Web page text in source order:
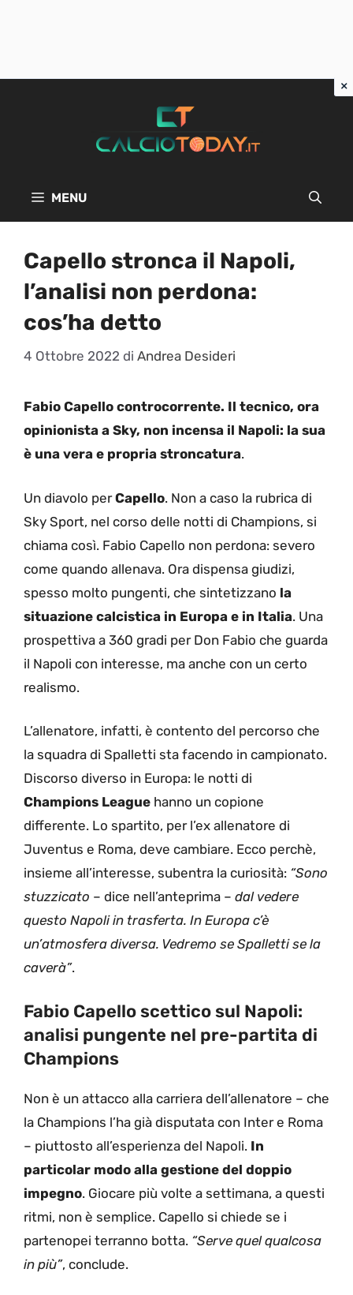
MENU
Capello stronca il Napoli,
l’analisi non perdona:
cos’ha detto
4 Ottobre 2022 di Andrea Desideri
Fabio Capello controcorrente. Il tecnico, ora
opinionista a Sky, non incensa il Napoli: la sua
è una vera e propria stroncatura.
Un diavolo perCapello. Non a caso la rubrica di
Sky Sport, nel corso delle notti di Champions, si
chiama così. Fabio Capello non perdona: severo
come quando allenava. Ora dispensa giudizi,
spesso molto pungenti, che sintetizzano la
situazione calcistica in Europa e in Italia. Una
prospettiva a 360 gradi per Don Fabio che guarda
il Napoli con interesse, ma anche con un certo
realismo.
L’allenatore, infatti, è contento del percorso che
la squadra di Spalletti sta facendo in campionato.
Discorso diverso in Europa: le notti di
Champions League hanno un copione
differente. Lo spartito, per l’ex allenatore di
Juventus e Roma, deve cambiare. Ecco perchè,
insieme all’interesse, subentra la curiosità: “Sono
stuzzicato – dice nell’anteprima – dal vedere
questo Napoli in trasferta. In Europa c’è
un’atmosfera diversa. Vedremo se Spalletti se la
caverà”.
Fabio Capello scettico sul Napoli:
analisi pungente nel pre-partita di
Champions
Non è un attacco alla carriera dell’allenatore – che
la Champions l’ha già disputata con Inter e Roma
– piuttosto all’esperienza del Napoli. In
particolar modo alla gestione del doppio
impegno. Giocare più volte a settimana, a questi
ritmi, non è semplice. Capello si chiede se i
partenopei terranno botta. “Serve quel qualcosa
in più”, conclude.